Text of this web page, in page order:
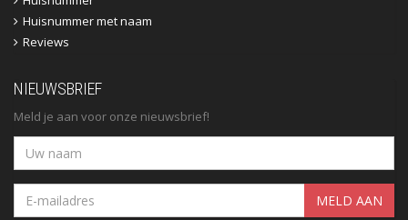
Huisnummer met naam
Reviews
NIEUWSBRIEF
Meld je aan voor onze nieuwsbrief!
MELD AAN